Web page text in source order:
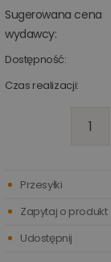
Sugerowana cena
wydawcy:
Dostępność:
Czas realizacji:
Przesyłki
Zapytaj o produkt
Udostępnij